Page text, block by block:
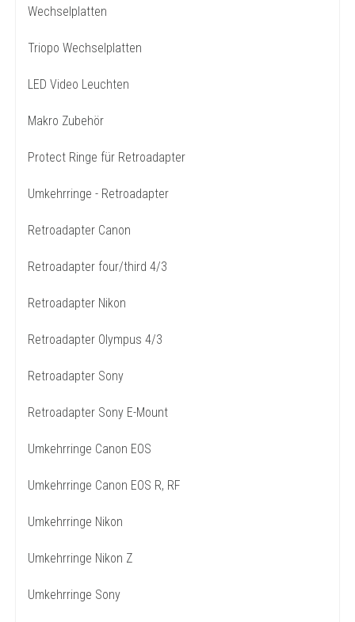
Wechselplatten
Triopo Wechselplatten
LED Video Leuchten
Makro Zubehör
Protect Ringe für Retroadapter
Umkehrringe - Retroadapter
Retroadapter Canon
Retroadapter four/third 4/3
Retroadapter Nikon
Retroadapter Olympus 4/3
Retroadapter Sony
Retroadapter Sony E-Mount
Umkehrringe Canon EOS
Umkehrringe Canon EOS R, RF
Umkehrringe Nikon
Umkehrringe Nikon Z
Umkehrringe Sony